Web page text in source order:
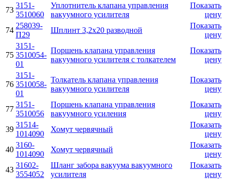
73
3151-
3510060
Уплотнитель клапана управления
вакуумного усилителя
Показать
цену
74
258039-
П29
Шплинт 3,2х20 разводной
Показать
цену
75
3151-
3510054-
01
Поршень клапана управления
вакуумного усилителя с толкателем
Показать
цену
76
3151-
3510058-
01
Толкатель клапана управления
вакуумного усилителя
Показать
цену
77
3151-
3510056
Поршень клапана управления
вакуумного усиления
Показать
цену
39
31514-
1014090
Хомут червячный
Показать
цену
40
3160-
1014090
Хомут червячный
Показать
цену
43
31602-
3554052
Шланг забора вакуума вакуумного
усилителя
Показать
цену